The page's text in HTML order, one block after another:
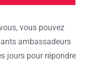
vous pouvez
ambassadeurs
jours pour répondre